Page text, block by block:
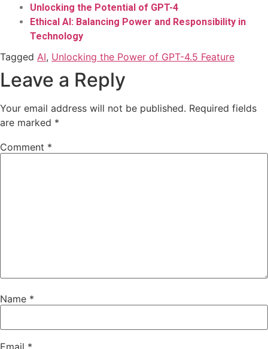
Unlocking the Potential of GPT-4
Ethical AI: Balancing Power and Responsibility in
Technology
Tagged AI, Unlocking the Power of GPT-4.5 Feature
Leave a Reply
Your email address will not be published. Required fields
are marked *
Comment *
Name *